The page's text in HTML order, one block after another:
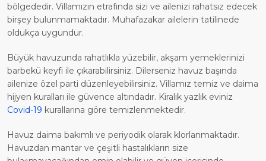
bölgededir. Villamızın etrafında sizi ve ailenizi rahatsız edecek
birşey bulunmamaktadır. Muhafazakar ailelerin tatilinede
oldukça uygundur.
Büyük havuzunda rahatlıkla yüzebilir, akşam yemeklerinizi
barbekü keyfi ile çıkarabilirsiniz. Dilerseniz havuz başında
ailenize özel parti düzenleyebilirsiniz. Villamız temiz ve daima
hijyen kuralları ile güvence altındadır. Kiralık yazlık eviniz
Covid-19 kurallarına göre temizlenmektedir.
Havuz daima bakımlı ve periyodik olarak klorlanmaktadır.
Havuzdan mantar ve çeşitli hastalıkların size